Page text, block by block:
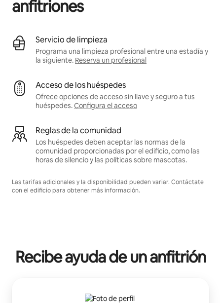
anfitriones
Servicio de limpieza
Programa una limpieza profesional entre una estadía y
la siguiente. Reserva un profesional
Acceso de los huéspedes
Ofrece opciones de acceso sin llave y seguro a tus
huéspedes.Configura el acceso
Reglas de la comunidad
Los huéspedes deben aceptar las normas de la
comunidad proporcionadas por el edificio, como las
horas de silencio y las políticas sobre mascotas.
Las tarifas adicionales y la disponibilidad pueden variar. Contáctate
con el edificio para obtener más información.
Recibe ayuda de un anfitrión